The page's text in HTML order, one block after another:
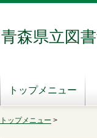
青森県立図
トップメニュー
トップメニュー >